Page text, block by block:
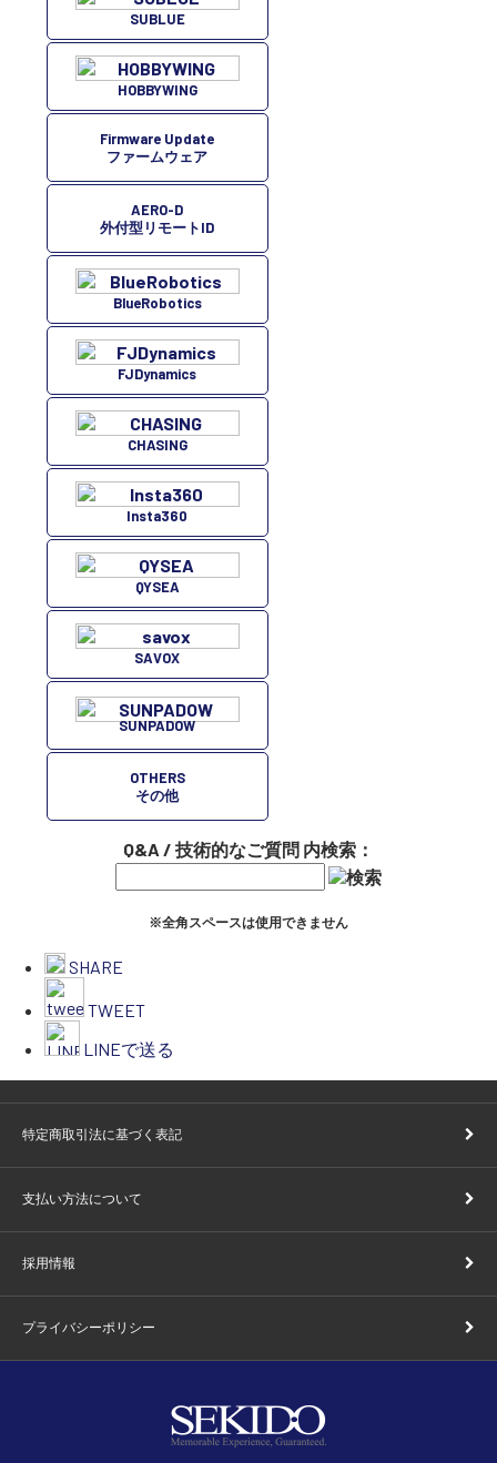
SUBLUE
HOBBYWING
Firmware Update
ファームウェア
AERO-D
外付型リモートID
BlueRobotics
FJDynamics
CHASING
Insta360
QYSEA
SAVOX
SUNPADOW
OTHERS
その他
Q&A / 技術的なご質問 内検索：
※全角スペースは使用できません
SHARE
TWEET
LINEで送る
特定商取引法に基づく表記
支払い方法について
採用情報
プライバシーポリシー